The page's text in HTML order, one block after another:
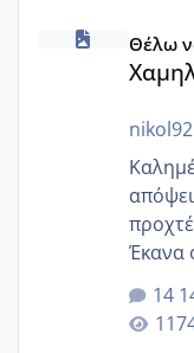
Χαμηλή άμη
Θέλω
nikol92
απόψεις, γιατί κοντεύω να
Έκανα
για
στην